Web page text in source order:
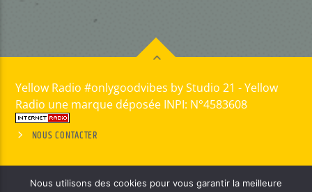
Yellow Radio #onlygoodvibes by Studio 21 - Yellow
Radio une marque déposée INPI: N°4583608
NOUS CONTACTER
Nous utilisons des cookies pour vous garantir la meilleure